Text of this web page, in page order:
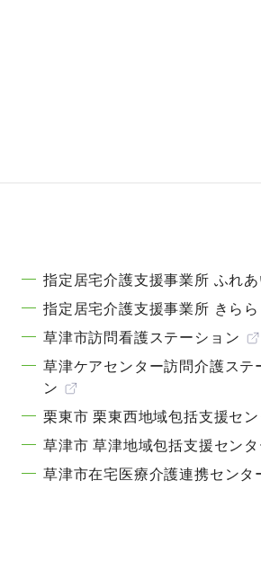
指定居宅介護支援事業所 ふれあ
指定居宅介護支援事業所 きらら
草津市訪問看護ステーション
草津ケアセンター訪問介護ステ
ン
栗東市 栗東西地域包括支援セン
草津市 草津地域包括支援センタ
草津市在宅医療介護連携センタ